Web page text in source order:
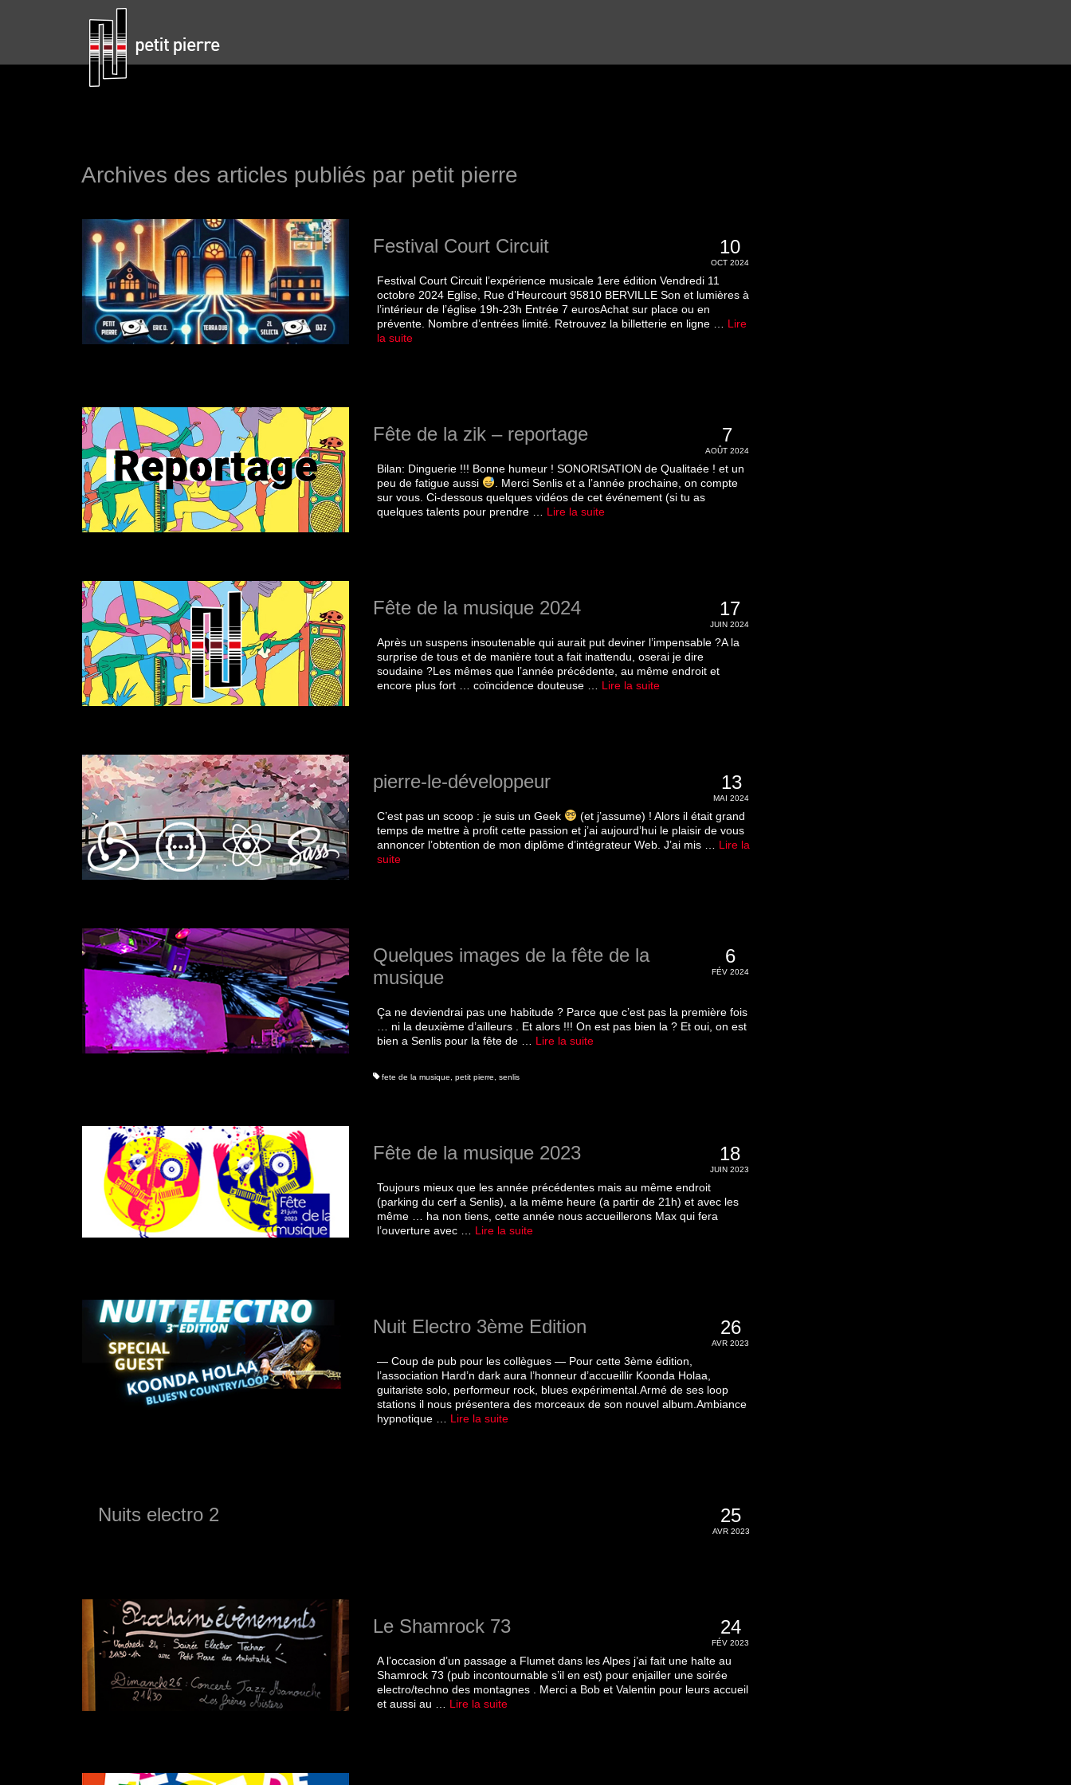
Archives des articles publiés par petit pierre
10
OCT 2024
Festival Court Circuit
Festival Court Circuit l’expérience musicale 1ere édition Vendredi 11
octobre 2024 Eglise, Rue d’Heurcourt 95810 BERVILLE Son et lumières à
l’intérieur de l’église 19h-23h Entrée 7 eurosAchat sur place ou en
prévente. Nombre d’entrées limité. Retrouvez la billetterie en ligne … Lire
la suite­­
7
AOÛT 2024
Fête de la zik – reportage
Bilan: Dinguerie !!! Bonne humeur ! SONORISATION de Qualitaée ! et un
peu de fatigue aussi
. Merci Senlis et a l’année prochaine, on compte
sur vous. Ci-dessous quelques vidéos de cet événement (si tu as
quelques talents pour prendre … Lire la suite­­
17
JUIN 2024
Fête de la musique 2024
Après un suspens insoutenable qui aurait put deviner l’impensable ?A la
surprise de tous et de manière tout a fait inattendu, oserai je dire
soudaine ?Les mêmes que l’année précédente, au même endroit et
encore plus fort … coïncidence douteuse … Lire la suite­­
13
MAI 2024
pierre-le-développeur
C’est pas un scoop : je suis un Geek
(et j’assume) ! Alors il était grand
temps de mettre à profit cette passion et j’ai aujourd’hui le plaisir de vous
annoncer l’obtention de mon diplôme d’intégrateur Web. J’ai mis … Lire la
suite­­
6
FÉV 2024
Quelques images de la fête de la
musique
Ça ne deviendrai pas une habitude ? Parce que c’est pas la première fois
… ni la deuxième d’ailleurs . Et alors !!! On est pas bien la ? Et oui, on est
bien a Senlis pour la fête de … Lire la suite­­
fete de la musique petit pierre senlis
18
JUIN 2023
Fête de la musique 2023
Toujours mieux que les année précédentes mais au même endroit
(parking du cerf a Senlis), a la même heure (a partir de 21h) et avec les
même … ha non tiens, cette année nous accueillerons Max qui fera
l’ouverture avec … Lire la suite­­
26
AVR 2023
Nuit Electro 3ème Edition
— Coup de pub pour les collègues — Pour cette 3ème édition,
l’association Hard’n dark aura l’honneur d’accueillir Koonda Holaa,
guitariste solo, performeur rock, blues expérimental.Armé de ses loop
stations il nous présentera des morceaux de son nouvel album.Ambiance
hypnotique … Lire la suite­­
25
AVR 2023
Nuits electro 2
24
FÉV 2023
Le Shamrock 73
A l’occasion d’un passage a Flumet dans les Alpes j’ai fait une halte au
Shamrock 73 (pub incontournable s’il en est) pour enjailler une soirée
electro/techno des montagnes . Merci a Bob et Valentin pour leurs accueil
et aussi au … Lire la suite­­